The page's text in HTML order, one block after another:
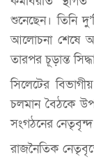
শুনেছেন। তিনি
আলোচনা শেষে
তারপর চূড়ান্ত
সিলেটের
চলমান বৈঠকে
সংগঠনের
রাজনৈতিক